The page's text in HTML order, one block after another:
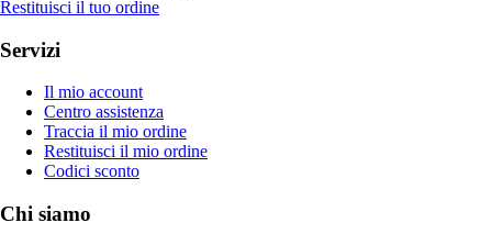
Restituisci il tuo ordine
Servizi
Il mio account
Centro assistenza
Traccia il mio ordine
Restituisci il mio ordine
Codici sconto
Chi siamo